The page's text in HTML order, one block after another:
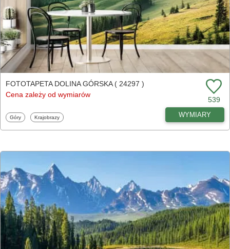
FOTOTAPETA DOLINA GÓRSKA ( 24297 )
Cena zależy od wymiarów
539
Fototapety
Góry Fototapety
Krajobrazy WYMIARY